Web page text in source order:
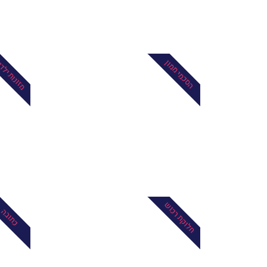
הסכמי ממון מזונות
חלוקת רכוש